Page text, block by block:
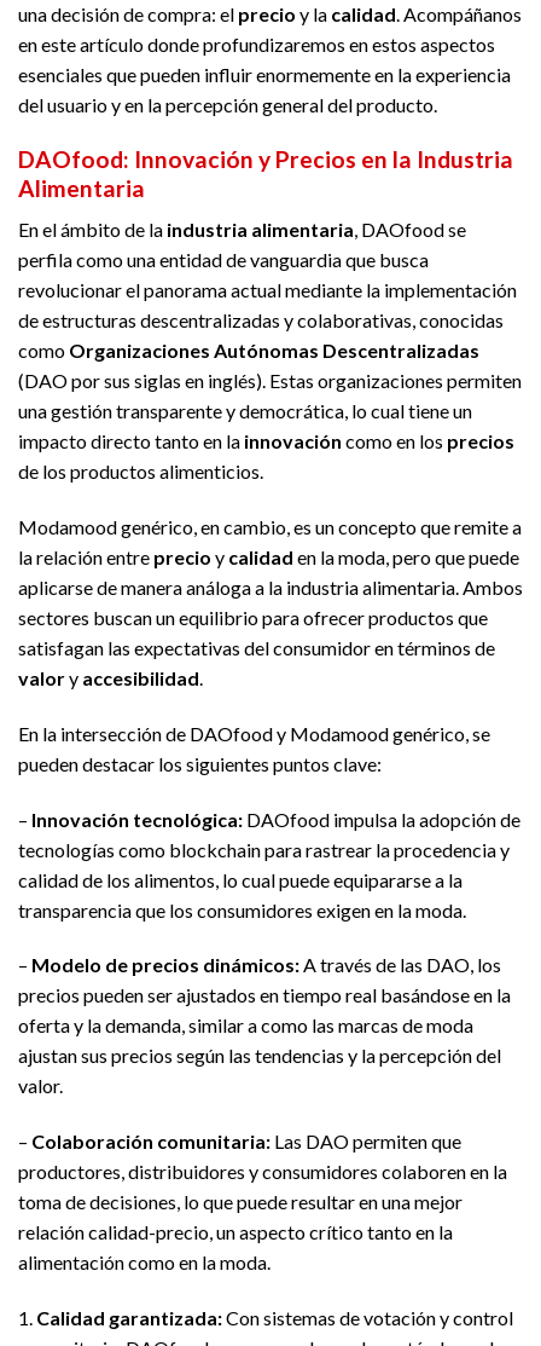
una decisión de compra: el precio y la calidad. Acompáñanos
en este artículo donde profundizaremos en estos aspectos
esenciales que pueden influir enormemente en la experiencia
del usuario y en la percepción general del producto.
DAOfood: Innovación y Precios en la Industria
Alimentaria
En el ámbito de la industria alimentaria, DAOfood se
perfila como una entidad de vanguardia que busca
revolucionar el panorama actual mediante la implementación
de estructuras descentralizadas y colaborativas, conocidas
como Organizaciones Autónomas Descentralizadas
(DAO por sus siglas en inglés). Estas organizaciones permiten
una gestión transparente y democrática, lo cual tiene un
impacto directo tanto en la innovación como en los precios
de los productos alimenticios.
Modamood genérico, en cambio, es un concepto que remite a
la relación entre precio y calidad en la moda, pero que puede
aplicarse de manera análoga a la industria alimentaria. Ambos
sectores buscan un equilibrio para ofrecer productos que
satisfagan las expectativas del consumidor en términos de
valory accesibilidad.
En la intersección de DAOfood y Modamood genérico, se
pueden destacar los siguientes puntos clave:
– Innovación tecnológica: DAOfood impulsa la adopción de
tecnologías como blockchain para rastrear la procedencia y
calidad de los alimentos, lo cual puede equipararse a la
transparencia que los consumidores exigen en la moda.
– Modelo de precios dinámicos:A través de las DAO, los
precios pueden ser ajustados en tiempo real basándose en la
oferta y la demanda, similar a como las marcas de moda
ajustan sus precios según las tendencias y la percepción del
valor.
– Colaboración comunitaria: Las DAO permiten que
productores, distribuidores y consumidores colaboren en la
toma de decisiones, lo que puede resultar en una mejor
relación calidad-precio, un aspecto crítico tanto en la
alimentación como en la moda.
1. Calidad garantizada:Con sistemas de votación y control